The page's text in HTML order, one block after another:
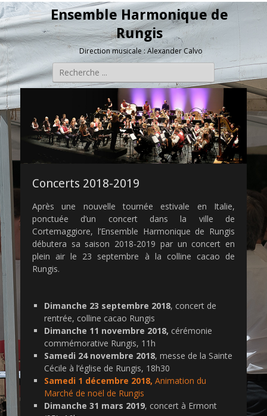
Ensemble Harmonique de
Rungis
Direction musicale : Alexander Calvo
Rechercher :
Concerts 2018-2019
Après une nouvelle tournée estivale en Italie,
ponctuée d’un concert dans la ville de
Cortemaggiore, l’Ensemble Harmonique de Rungis
débutera sa saison 2018-2019 par un concert en
plein air le 23 septembre à la colline cacao de
Rungis.
Dimanche 23 septembre 2018, concert de
rentrée, colline cacao Rungis
Dimanche 11 novembre 2018, cérémonie
commémorative Rungis, 11h
Samedi 24 novembre 2018, messe de la Sainte
Cécile à l’église de Rungis, 18h30
Samedi 1 décembre 2018, Animation du
Marché de noël de Rungis
Dimanche 31 mars 2019, concert à Ermont